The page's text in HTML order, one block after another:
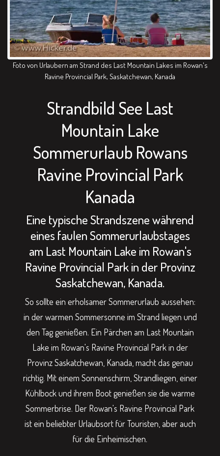
Foto von Urlaubern am Strand des Last Mountain Lakes im Rowan's
Ravine Provincial Park, Saskatchewan, Kanada
Strandbild See Last
Mountain Lake
Sommerurlaub Rowans
Ravine Provincial Park
Kanada
Eine typische Strandszene während
eines faulen Sommerurlaubstages
am Last Mountain Lake im Rowan's
Ravine Provincial Park in der Provinz
Saskatchewan, Kanada.
So sollte ein erholsamer Sommerurlaub aussehen:
in der warmen Sommersonne im Strand liegen und
den Tag genießen. Ein Pärchen am Last Mountain
Lake im Rowan's Ravine Provincial Park in der
Provinz Saskatchewan, Kanada, macht das genau
richtig. Mit einem Sonnenschirm, Strandliegen, einer
Kühlbock und ihrem Boot genießen sie die warme
Sommerbrise. Der Rowan's Ravine Provincial Park
ist ein beliebter Urlaubsort für Touristen, aber auch
für die Einheimischen.